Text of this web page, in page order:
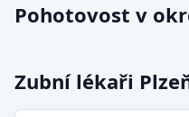
Pohotovost v
Zubní lékaři